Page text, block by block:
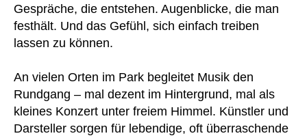
Gespräche, die entstehen. Augenblicke, die man
festhält. Und das Gefühl, sich einfach treiben
lassen zu können.
An vielen Orten im Park begleitet Musik den
Rundgang – mal dezent im Hintergrund, mal als
kleines Konzert unter freiem Himmel. Künstler und
Darsteller sorgen für lebendige, oft überraschende